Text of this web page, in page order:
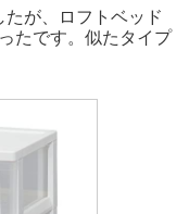
が、ロフトベッド
たです。似たタイプ